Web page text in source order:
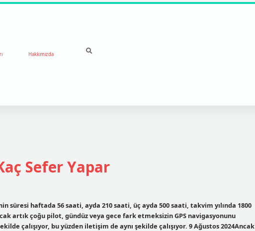
Hakkımızda
Sefer Yapar
süresi haftada 56 saati, ayda 210 saati, üç ayda 500 saati, takvim yılında 1800
artık çoğu pilot, gündüz veya gece fark etmeksizin GPS navigasyonunu
çalışıyor, bu yüzden iletişim de aynı şekilde çalışıyor. 9 Ağustos 2024Ancak